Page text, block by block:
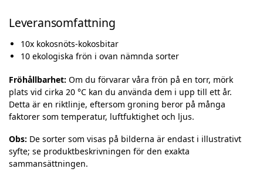
Leveransomfattning
10x kokosnöts-kokosbitar
10 ekologiska frön i ovan nämnda sorter
Fröhållbarhet: Om du förvarar våra frön på en torr, mörk
plats vid cirka 20 °C kan du använda dem i upp till ett år.
Detta är en riktlinje, eftersom groning beror på många
faktorer som temperatur, luftfuktighet och ljus.
Obs: De sorter som visas på bilderna är endast i illustrativt
syfte; se produktbeskrivningen för den exakta
sammansättningen.